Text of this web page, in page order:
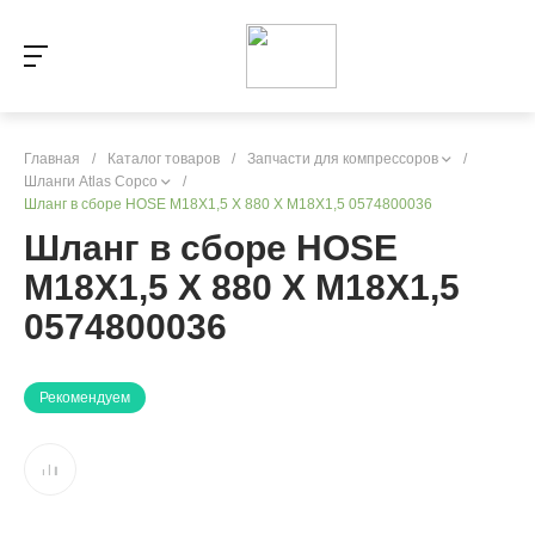
Главная / Каталог товаров / Запчасти для компрессоров
/
Шланги Atlas Copco
/
Шланг в сборе HOSE M18X1,5 X 880 X M18X1,5 0574800036
Шланг в сборе HOSE
M18X1,5 X 880 X M18X1,5
0574800036
Рекомендуем